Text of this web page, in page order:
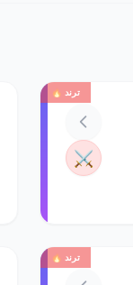
ترند 🔥
⚔️
ترند 🔥